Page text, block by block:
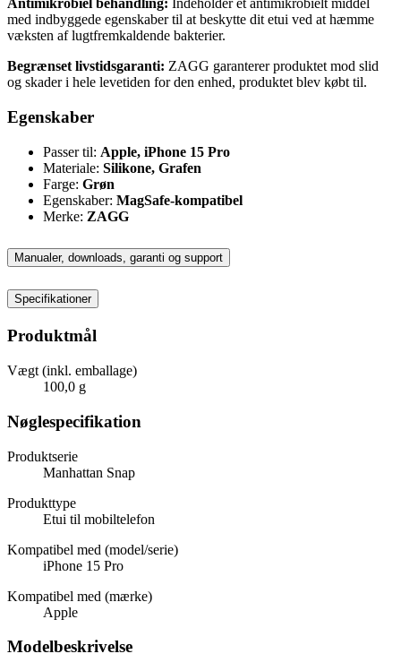
Antimikrobiel behandling: Indeholder et antimikrobielt middel
med indbyggede egenskaber til at beskytte dit etui ved at hæmme
væksten af lugtfremkaldende bakterier.
Begrænset livstidsgaranti: ZAGG garanterer produktet mod slid
og skader i hele levetiden for den enhed, produktet blev købt til.
Egenskaber
Passer til: Apple, iPhone 15 Pro
Materiale: Silikone, Grafen
Farge: Grøn
Egenskaber: MagSafe-kompatibel
Merke: ZAGG
Manualer, downloads, garanti og support
Specifikationer
Produktmål
Vægt (inkl. emballage)
100,0 g
Nøglespecifikation
Produktserie
Manhattan Snap
Produkttype
Etui til mobiltelefon
Kompatibel med (model/serie)
iPhone 15 Pro
Kompatibel med (mærke)
Apple
Modelbeskrivelse